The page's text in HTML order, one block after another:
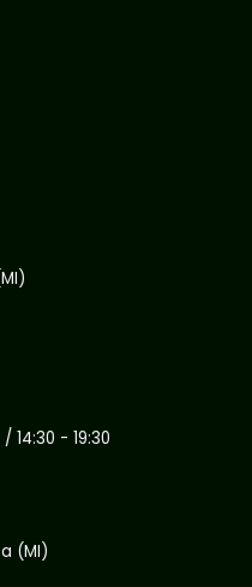
14:30 - 19:30
(MI)